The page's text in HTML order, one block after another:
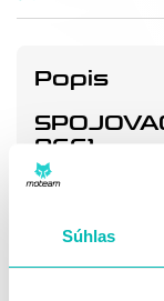
Súhlas
Popis
8661
Connecting rod
Doprava